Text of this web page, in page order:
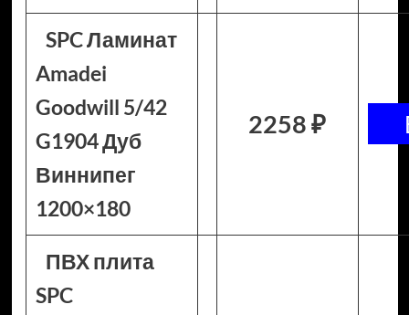
SPC Ламинат
Amadei
Goodwill 5/42
G1904 Дуб
Виннипег
1200×180
2258 ₽
ПВХ плита
SPC